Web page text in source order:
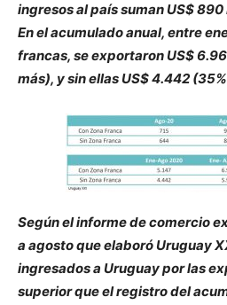
ingresos al país suman US$
En el acumulado anual, entre
francas, se exportaron US$
más), y sin ellas US$ 4.442
Según el informe de comercio
a agosto que elaboró Uruguay
ingresados a Uruguay por las
superior que el registro del